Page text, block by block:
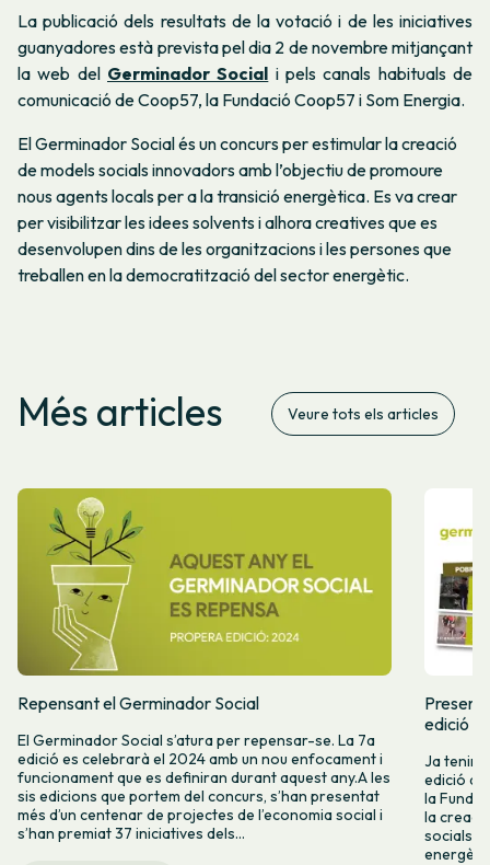
La publicació dels resultats de la votació i de les iniciatives
guanyadores està prevista pel dia 2 de novembre mitjançant
la web del Germinador Social i pels canals habituals de
comunicació de Coop57, la Fundació Coop57 i Som Energia.
El Germinador Social és un concurs per estimular la creació
de models socials innovadors amb l’objectiu de promoure
nous agents locals per a la transició energètica. Es va crear
per visibilitzar les idees solvents i alhora creatives que es
desenvolupen dins de les organitzacions i les persones que
treballen en la democratització del sector energètic.
Més articles Veure tots els articles
Repensant el Germinador Social
El Germinador Social s’atura per repensar-se. La 7a
edició es celebrarà el 2024 amb un nou enfocament i
funcionament que es definiran durant aquest any.A les
sis edicions que portem del concurs, s’han presentat
més d’un centenar de projectes de l’economia social i
s’han premiat 37 iniciatives dels...
edició
Ja tenim
edició
la
la
socials